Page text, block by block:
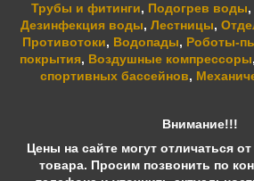
Трубы и фитинги, Подогрев воды,
Дезинфекция воды, Лестницы,
Противотоки, Водопады, Роботы-
покрытия, Воздушные компрессоры,
спортивных бассейнов,
Внимание!!!
Цены на сайте могут отличаться
товара. Просим позвонить по